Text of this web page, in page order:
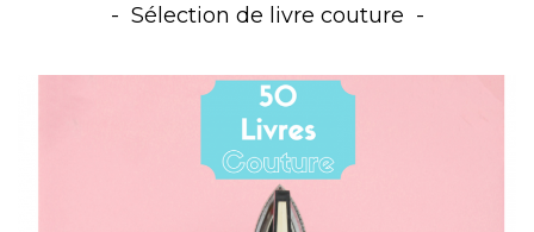
Sélection de livre couture